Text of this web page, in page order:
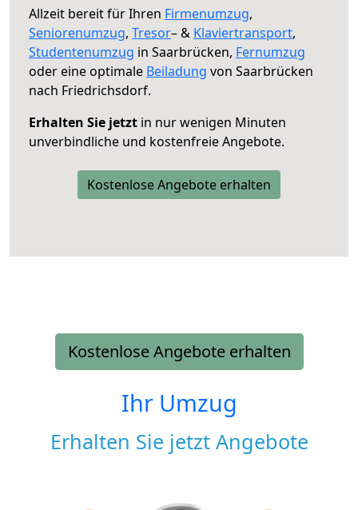
Allzeit bereit für Ihren Firmenumzug,
Seniorenumzug, Tresor– & Klaviertransport,
Studentenumzug in Saarbrücken, Fernumzug
oder eine optimale Beiladung von Saarbrücken
nach Friedrichsdorf.
Erhalten Sie jetzt in nur wenigen Minuten
unverbindliche und kostenfreie Angebote.
Kostenlose Angebote erhalten
Kostenlose Angebote erhalten
Ihr Umzug
Erhalten Sie jetzt Angebote